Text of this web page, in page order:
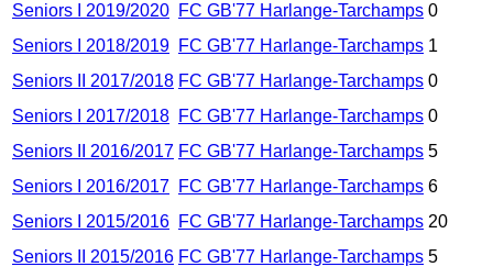
Seniors I 2019/2020 FC GB'77 Harlange-Tarchamps 0
Seniors I 2018/2019 FC GB'77 Harlange-Tarchamps 1
Seniors II 2017/2018 FC GB'77 Harlange-Tarchamps 0
Seniors I 2017/2018 FC GB'77 Harlange-Tarchamps 0
Seniors II 2016/2017 FC GB'77 Harlange-Tarchamps 5
Seniors I 2016/2017 FC GB'77 Harlange-Tarchamps 6
Seniors I 2015/2016 FC GB'77 Harlange-Tarchamps 20
Seniors II 2015/2016 FC GB'77 Harlange-Tarchamps 5